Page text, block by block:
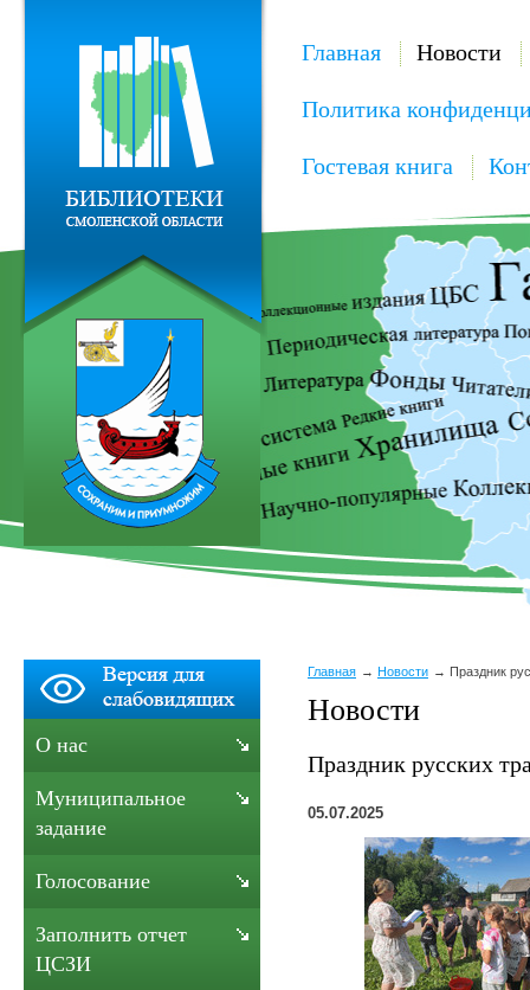
Главная Новости
Политика
Гостевая книга
Главная Новости Праздник
Новости
Праздник русских
05.07.2025
О нас
Муниципальное
задание
Голосование
Заполнить отчет
ЦСЗИ